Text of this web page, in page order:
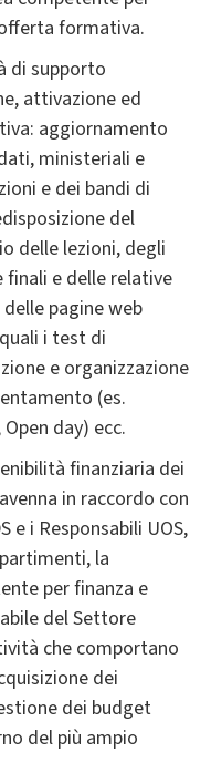
formativa.
di supporto
attivazione ed
aggiornamento
ministeriali e
e dei bandi di
del
delle lezioni, degli
e delle relative
pagine web
i test di
e organizzazione
(es.
day) ecc.
finanziaria dei
in raccordo con
e i Responsabili UOS,
la
per finanza e
del Settore
che comportano
dei
dei budget
del più ampio